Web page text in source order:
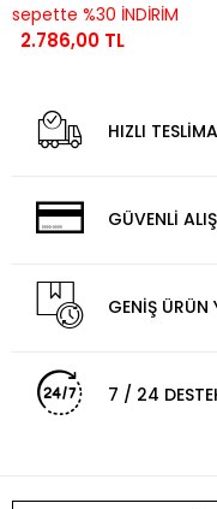
sepette %30 İNDİRİM
2.786,00 TL
HIZLI
GÜVENLİ
GENİŞ ÜRÜN
7 / 24